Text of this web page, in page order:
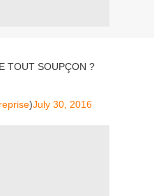
TOUT SOUPÇON ?
)July 30, 2016